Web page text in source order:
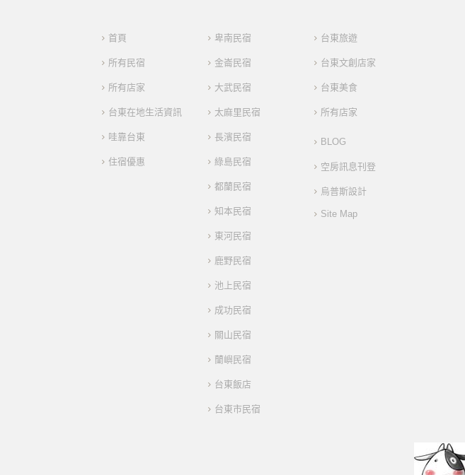
首頁
所有民宿
所有店家
台東在地生活資訊
哇靠台東
住宿優惠
卑南民宿
金崙民宿
大武民宿
太麻里民宿
長濱民宿
綠島民宿
都蘭民宿
知本民宿
東河民宿
鹿野民宿
池上民宿
成功民宿
關山民宿
蘭嶼民宿
台東飯店
台東市民宿
台東旅遊
台東文創店家
台東美食
所有店家
BLOG
空房訊息刊登
烏普斯設計
Site Map